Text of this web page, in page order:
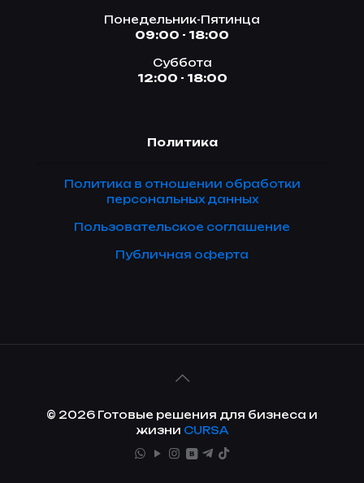
Понедельник-Пятинца
09:00 - 18:00
Суббота
12:00 - 18:00
Политика
Политика в отношении обработки
персональных данных
Пользовательское соглашение
Публичная оферта
© 2026 Готовые решения для бизнеса и
жизни CURSA